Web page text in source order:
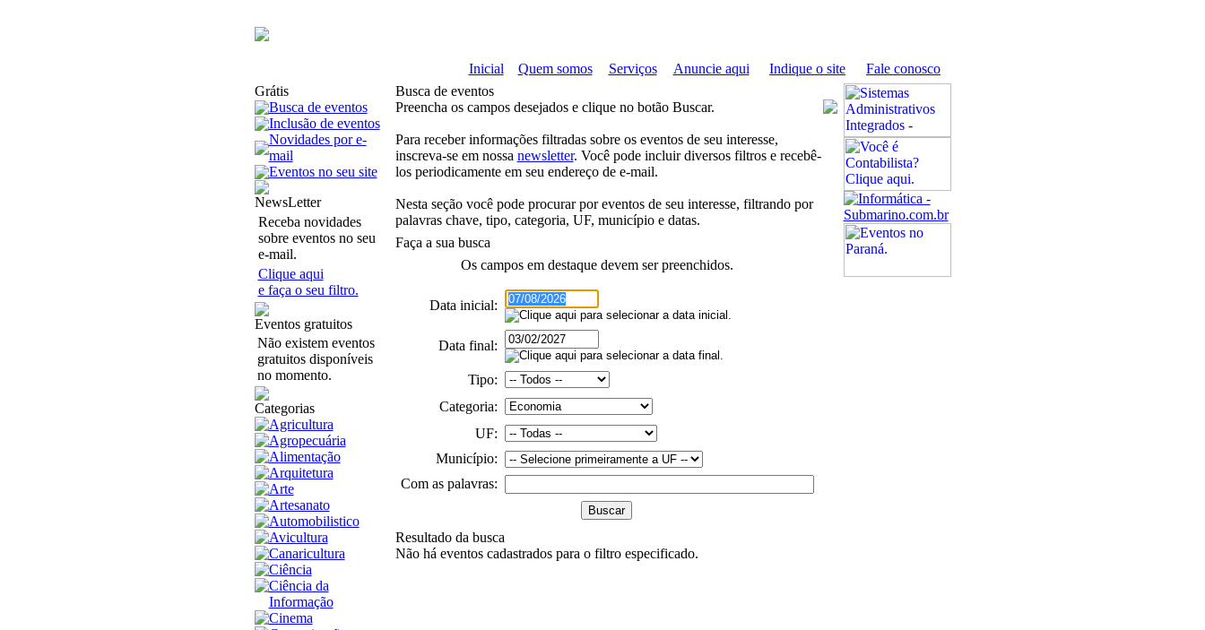
Inicial Quem somos Serviços Anuncie aqui Indique o site
Fale conosco
Grátis
Busca de eventos
Inclusão de eventos
Novidades por e-
mail
Eventos no seu site
NewsLetter
Receba novidades
sobre eventos no seu
e-mail.
Clique aqui
e faça o seu filtro.
Eventos gratuitos
Não existem eventos
gratuitos disponíveis
no momento.
Categorias
Agricultura
Agropecuária
Alimentação
Arquitetura
Arte
Artesanato
Automobilistico
Avicultura
Canaricultura
Ciência
Ciência da
Informação
Cinema
Busca de eventos
Preencha os campos desejados e clique no botão Buscar.
Para receber informações filtradas sobre os eventos de seu interesse,
inscreva-se em nossa newsletter. Você pode incluir diversos filtros e recebê-
los periodicamente em seu endereço de e-mail.
Nesta seção você pode procurar por eventos de seu interesse, filtrando por
palavras chave, tipo, categoria, UF, município e datas.
Faça a sua busca
Os campos em destaquedevem ser preenchidos.
Data inicial:
Data final:
Tipo:
Categoria:
UF:
Município:
Com as palavras:
Resultado da busca
Não há eventos cadastrados para o filtro especificado.